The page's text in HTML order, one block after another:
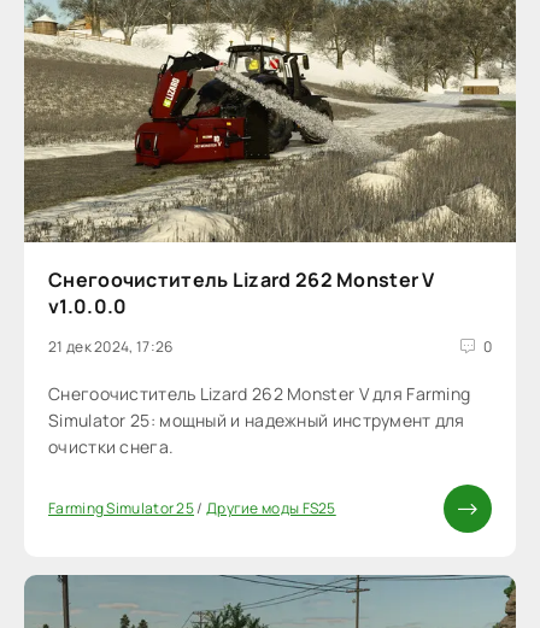
Снегоочиститель Lizard 262 Monster V
v1.0.0.0
21 дек 2024, 17:26 0
Снегоочиститель Lizard 262 Monster V для Farming
Simulator 25: мощный и надежный инструмент для
очистки снега.
Farming Simulator 25/ Другие моды FS25